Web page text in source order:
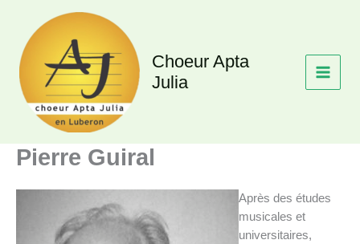
contenu
Choeur Apta
Julia
Pierre Guiral
Après des études
musicales et
universitaires,